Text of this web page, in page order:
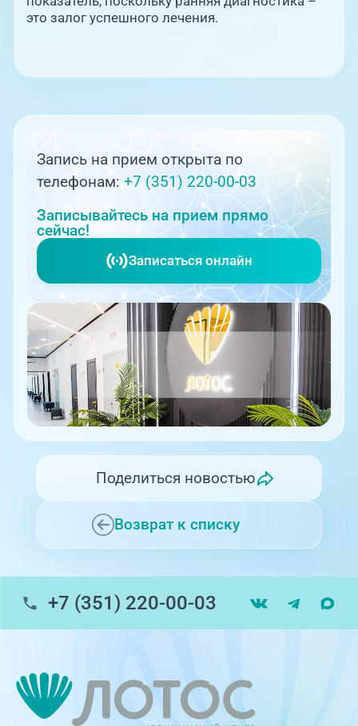
это залог успешного лечения.
Запись на прием открыта по
телефонам:+7 (351) 220-00-03
Записывайтесь на прием прямо
сейчас!
Записаться онлайн
Возврат к списку
Поделиться новостью
+7 (351) 220-00-03